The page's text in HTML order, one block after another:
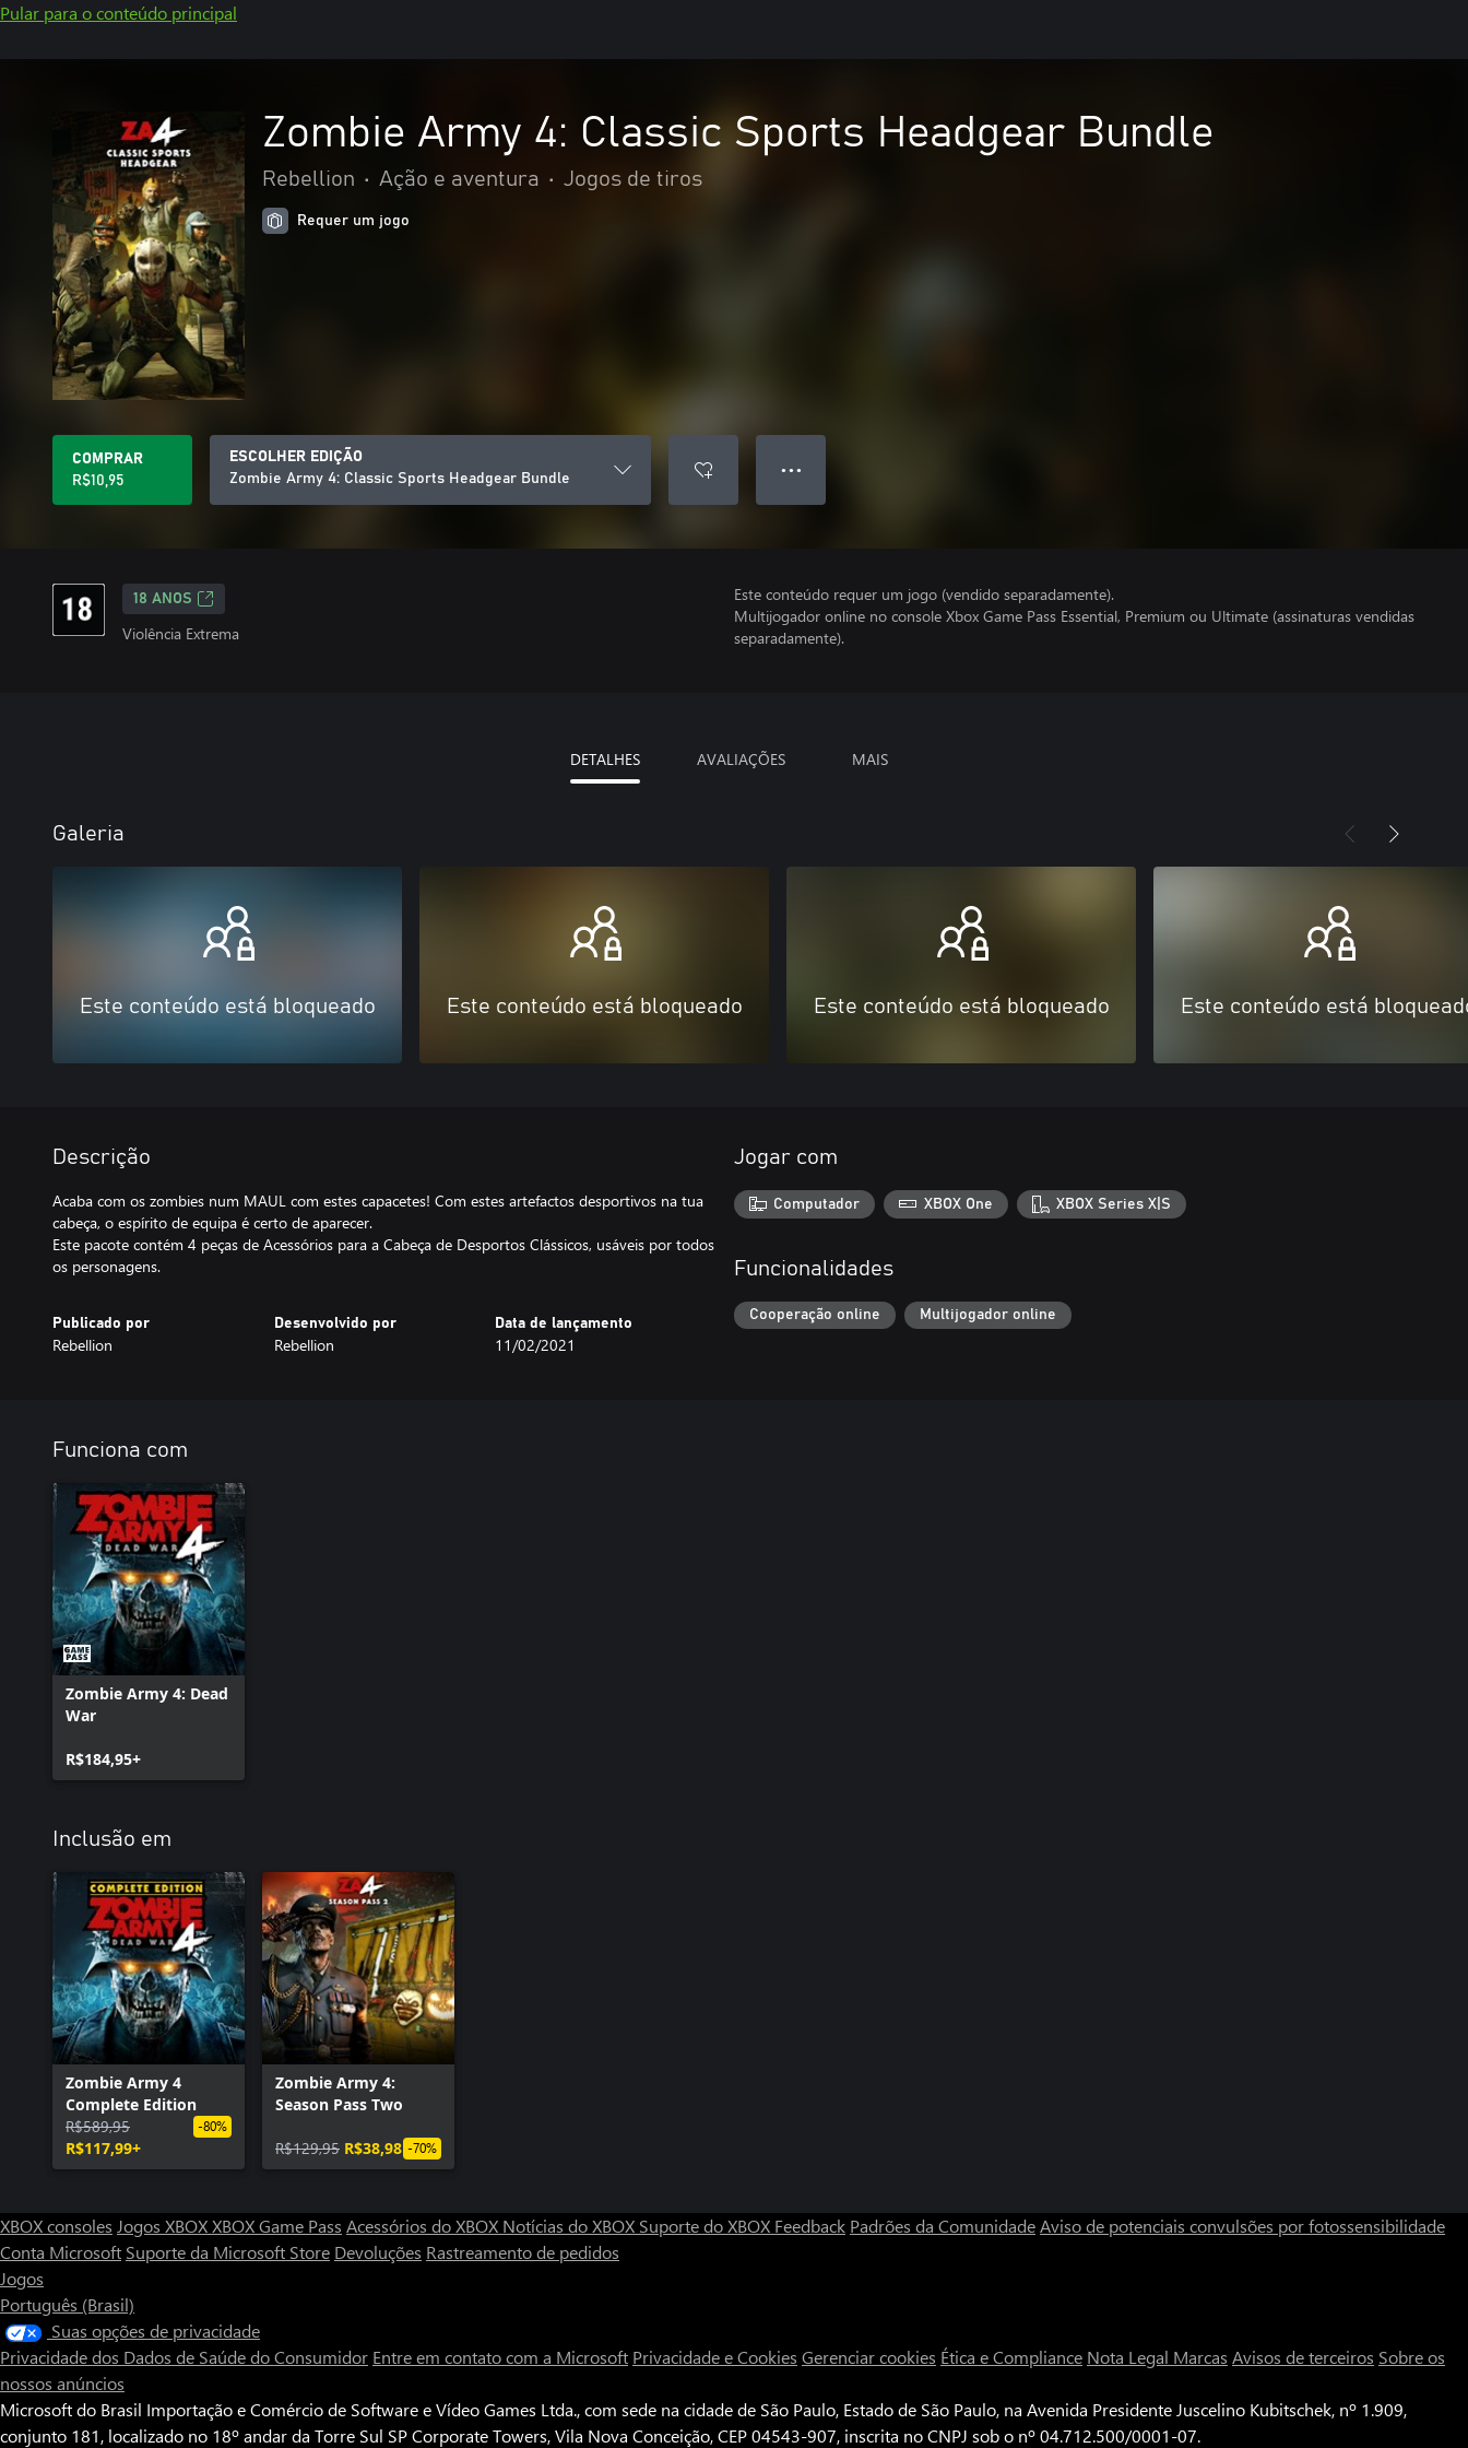
Pular para o conteúdo principal
Zombie Army 4: Classic Sports Headgear Bundle
Rebellion • Ação e aventura • Jogos de tiros
Requer um jogo
COMPRAR
R$10,95
ESCOLHER EDIÇÃO
Zombie Army 4: Classic Sports Headgear Bundle
● ● ●
18 ANOS
Violência Extrema
Este conteúdo requer um jogo (vendido separadamente).
Multijogador online no console Xbox Game Pass Essential, Premium ou Ultimate (assinaturas vendidas
separadamente).
DETALHES AVALIAÇÕES MAIS
Galeria
Este conteúdo está bloqueado Este conteúdo está bloqueado Este conteúdo está bloqueado Este conteúdo está
Descrição
Acaba com os zombies num MAUL com estes capacetes! Com estes artefactos desportivos na tua
cabeça, o espírito de equipa é certo de aparecer.
Este pacote contém 4 peças de Acessórios para a Cabeça de Desportos Clássicos, usáveis por todos
os personagens.
Publicado por
Rebellion
Desenvolvido por
Rebellion
Data de lançamento
11/02/2021
Jogar com
Computador XBOX One XBOX Series X|S
Funcionalidades
Cooperação online Multijogador online
Funciona com
Zombie Army 4: Dead
War
R$184,95+
Inclusão em
Zombie Army 4
Complete Edition
R$589,95
R$117,99+
-80%
Zombie Army 4:
Season Pass Two
R$129,95 R$38,98 -70%
XBOX consoles Jogos XBOXXBOX Game Pass Acessórios do XBOX Notícias do XBOX Suporte do XBOX Feedback Padrões da ComunidadeAviso de potenciais convulsões por fotossensibilidade
Conta Microsoft Suporte da Microsoft Store Devoluções Rastreamento de pedidos
Jogos
Português (Brasil)
Suas opções de privacidade
Privacidade dos Dados de Saúde do Consumidor Entre em contato com a Microsoft Privacidade e Cookies Gerenciar cookies Ética e Compliance Nota Legal Marcas Avisos de terceiros Sobre os
nossos anúncios
Microsoft do Brasil Importação e Comércio de Software e Vídeo Games Ltda., com sede na cidade de São Paulo, Estado de São Paulo, na Avenida Presidente Juscelino Kubitschek, nº 1.909,
conjunto 181, localizado no 18º andar da Torre Sul SP Corporate Towers, Vila Nova Conceição, CEP 04543-907, inscrita no CNPJ sob o nº 04.712.500/0001-07.